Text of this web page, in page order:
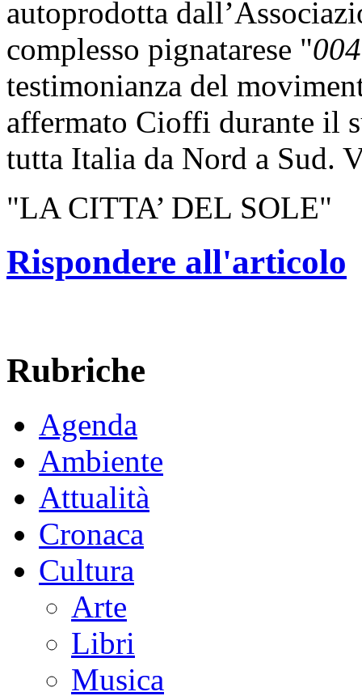
autoprodotta
complesso pignatarese "004
testimonianza del
affermato Cioffi durante il
tutta Italia da Nord a Sud.
"LA CITTA’ DEL SOLE"
Rispondere all'articolo
Rubriche
Agenda
Ambiente
Attualità
Cronaca
Cultura
Arte
Libri
Musica